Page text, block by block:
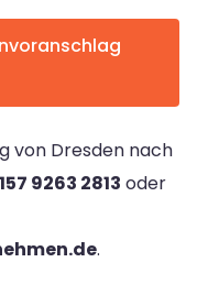
von Dresden nach
9263 2813 oder
.